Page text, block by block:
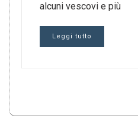
alcuni vescovi e più
Leggi tutto